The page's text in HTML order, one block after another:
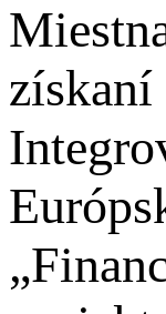
získaní